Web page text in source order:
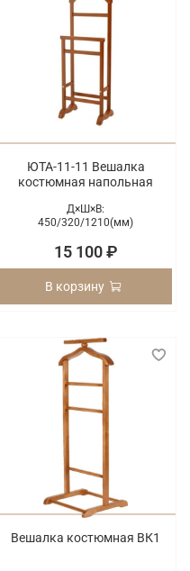
ЮТА-11-11 Вешалка
костюмная напольная
Д×Ш×В:
450/320/1210(мм)
15 100 ₽
В корзину
Вешалка костюмная ВК1